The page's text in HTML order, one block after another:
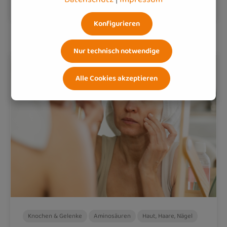
Knochen & Gelenke Aminosäuren Haut, Haare, Nägel
Nur technisch notwendige
Konfigurieren
Alle Cookies akzeptieren